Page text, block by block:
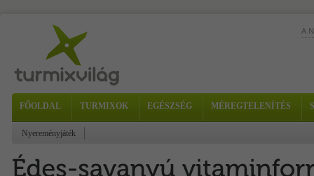
A
FŐOLDAL TURMIXOK EGÉSZSÉG MÉREGTELENÍTÉS
Nyereményjáték